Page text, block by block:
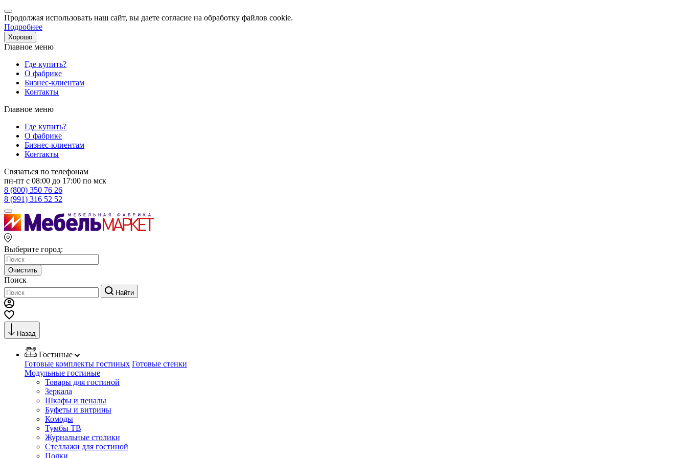
Продолжая использовать наш сайт, вы даете согласие на обработку файлов cookie.
Подробнее
Хорошо
Главное меню
Где купить?
О фабрике
Бизнес-клиентам
Контакты
Главное меню
Где купить?
О фабрике
Бизнес-клиентам
Контакты
Связаться по телефонам
пн-пт с 08:00 до 17:00 по мск
8 (800) 350 76 26
8 (991) 316 52 52
Выберите город:
Очистить
Поиск
Найти
Назад
Гостиные
Готовые комплекты гостиных Готовые стенки
Модульные гостиные
Товары для гостиной
Зеркала
Шкафы и пеналы
Буфеты и витрины
Комоды
Тумбы ТВ
Журнальные столики
Стеллажи для гостиной
Полки